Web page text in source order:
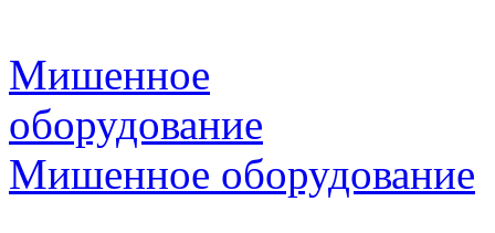
Мишенное
оборудование
Мишенное оборудование